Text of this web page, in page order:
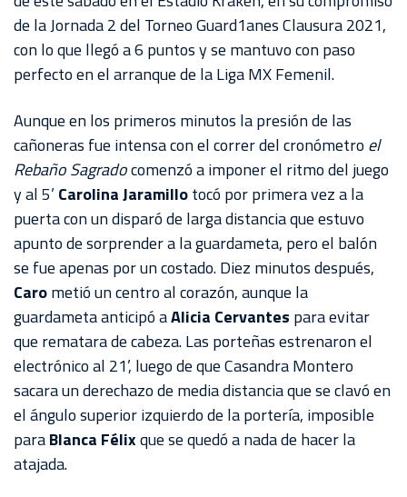
CHIVAS
CHIVASTV
AKRON
TOUR
ESTADIO
AKRON
de la Jornada 2 del Torneo Guard1anes Clausura 2021,
con lo que llegó a 6 puntos y se mantuvo con paso
perfecto en el arranque de la Liga MX Femenil.
Aunque en los primeros minutos la presión de las
cañoneras fue intensa con el correr del cronómetro el
Rebaño Sagradocomenzó a imponer el ritmo del juego
y al 5’ Carolina Jaramillotocó por primera vez a la
puerta con un disparó de larga distancia que estuvo
apunto de sorprender a la guardameta, pero el balón
se fue apenas por un costado. Diez minutos después,
Carometió un centro al corazón, aunque la
guardameta anticipó aAlicia Cervantes para evitar
que rematara de cabeza. Las porteñas estrenaron el
electrónico al 21’, luego de que Casandra Montero
sacara un derechazo de media distancia que se clavó en
el ángulo superior izquierdo de la portería, imposible
paraBlanca Félixque se quedó a nada de hacer la
atajada.